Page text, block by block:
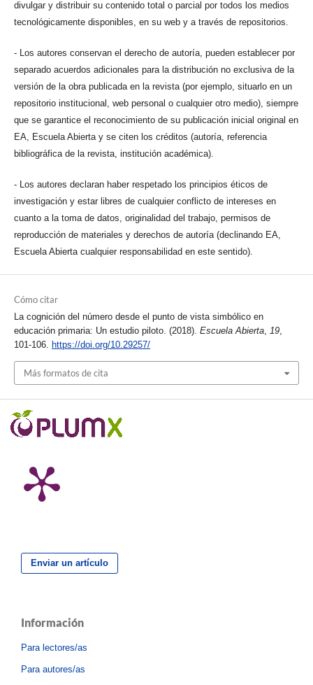
divulgar y distribuir su contenido total o parcial por todos los medios
tecnológicamente disponibles, en su web y a través de repositorios.
- Los autores conservan el derecho de autoría, pueden establecer por
separado acuerdos adicionales para la distribución no exclusiva de la
versión de la obra publicada en la revista (por ejemplo, situarlo en un
repositorio institucional, web personal o cualquier otro medio), siempre
que se garantice el reconocimiento de su publicación inicial original en
EA, Escuela Abierta y se citen los créditos (autoría, referencia
bibliográfica de la revista, institución académica).
- Los autores declaran haber respetado los principios éticos de
investigación y estar libres de cualquier conflicto de intereses en
cuanto a la toma de datos, originalidad del trabajo, permisos de
reproducción de materiales y derechos de autoría (declinando EA,
Escuela Abierta cualquier responsabilidad en este sentido).
Cómo citar
La cognición del número desde el punto de vista simbólico en
educación primaria: Un estudio piloto. (2018). Escuela Abierta, 19,
101-106. https://doi.org/10.29257/
Más formatos de cita
Enviar un artículo
Información
Para lectores/as
Para autores/as